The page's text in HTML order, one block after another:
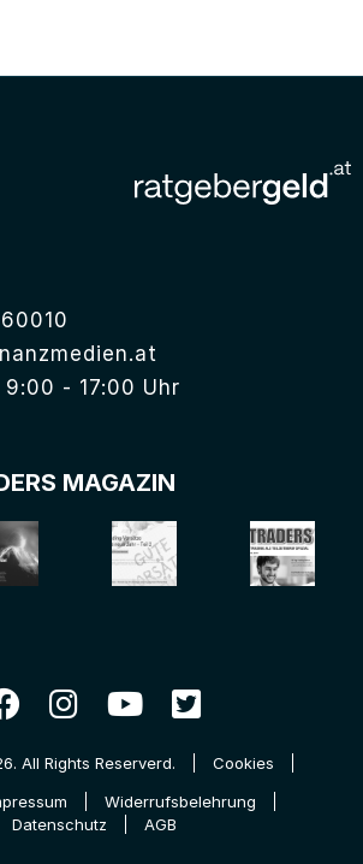
- 17:00 Uhr
MAGAZIN
All Rights Reserverd.
Cookies
Widerrufsbelehrung
Datenschutz
AGB